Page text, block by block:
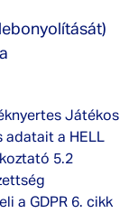
Játékos
adatait a HELL
5.2
a GDPR 6. cikk